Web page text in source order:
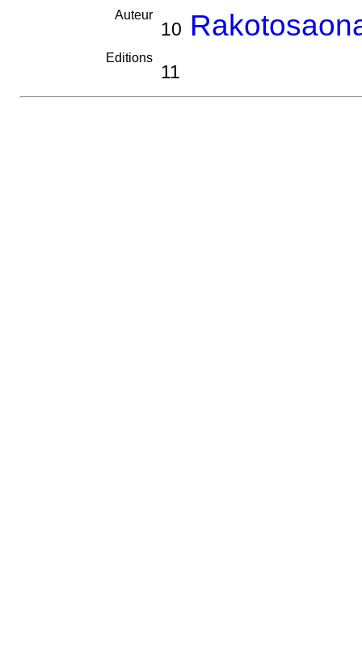
Auteur
10
Editions
11